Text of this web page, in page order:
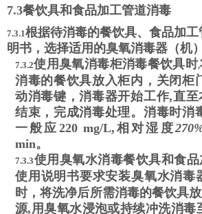
7.3餐饮具和食品加工管道消毒
7.3.1根据待消毒的餐饮具、食品加
明书，选择适用的臭氧消毒器（机
7.3.2使用臭氧消毒柜消毒餐饮具时,
消毒的餐饮具放入柜内，关闭柜
动消毒键，消毒器开始工作,直
结束，完成消毒处理。消毒时消
一般应 220 mg/L, 相对湿度
min。
7.3.3使用臭氧水消毒餐饮具和食
使用说明书要求安装臭氧水消毒
时，将洗净后所需消毒的餐饮具
源,用臭氧水浸泡或持续冲洗消毒